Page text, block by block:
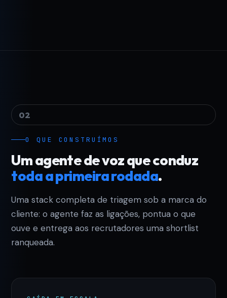
02
O QUE CONSTRUÍMOS
Um agente de voz que conduz
toda a primeira rodada.
Uma stack completa de triagem sob a marca do
cliente: o agente faz as ligações, pontua o que
ouve e entrega aos recrutadores uma shortlist
ranqueada.